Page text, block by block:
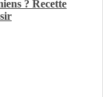
? Recette